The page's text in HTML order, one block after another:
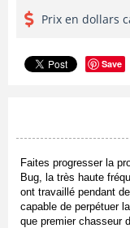
Prix en dollars
Save
Faites progresser la
Bug, la très haute
ont travaillé pendant
capable de perpétuer
que premier chasseur